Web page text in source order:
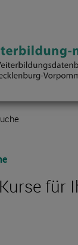
für